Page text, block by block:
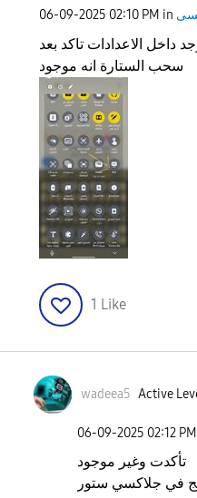
‎06-09-2025 02:10 PM in
داخل الاعدادات تاكد بعد
سحب الستارة انه موجود
1 Like
wadeea5 Active
‎06-09-2025 02:12 PM
تأكدت وغير موجود
في جلاكسي ستور